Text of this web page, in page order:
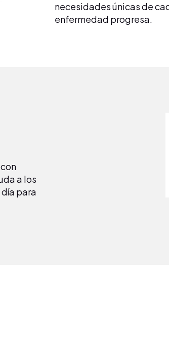
necesidades únicas de
enfermedad progresa.
a los
para